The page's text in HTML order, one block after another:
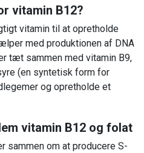
vitamin B12?
vitamin til at opretholde
med produktionen af ​​DNA
tæt sammen med vitamin B9,
(en syntetisk form for
og opretholde et
vitamin B12 og folat
sammen om at producere S-